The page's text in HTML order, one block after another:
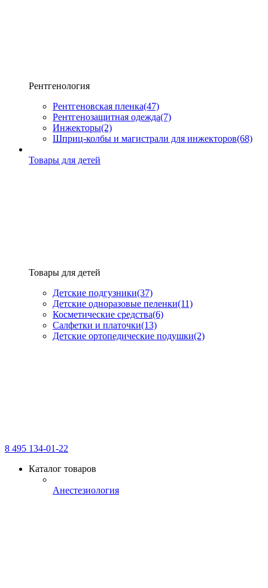
Рентгенология
Рентгеновская пленка(47)
Рентгенозащитная одежда(7)
Инжекторы(2)
Шприц-колбы и магистрали для инжекторов(68)
Товары для детей
Товары для детей
Детские подгузники(37)
Детские одноразовые пеленки(11)
Косметические средства(6)
Салфетки и платочки(13)
Детские ортопедические подушки(2)
8 495 134-01-22
Каталог товаров
Анестезиология